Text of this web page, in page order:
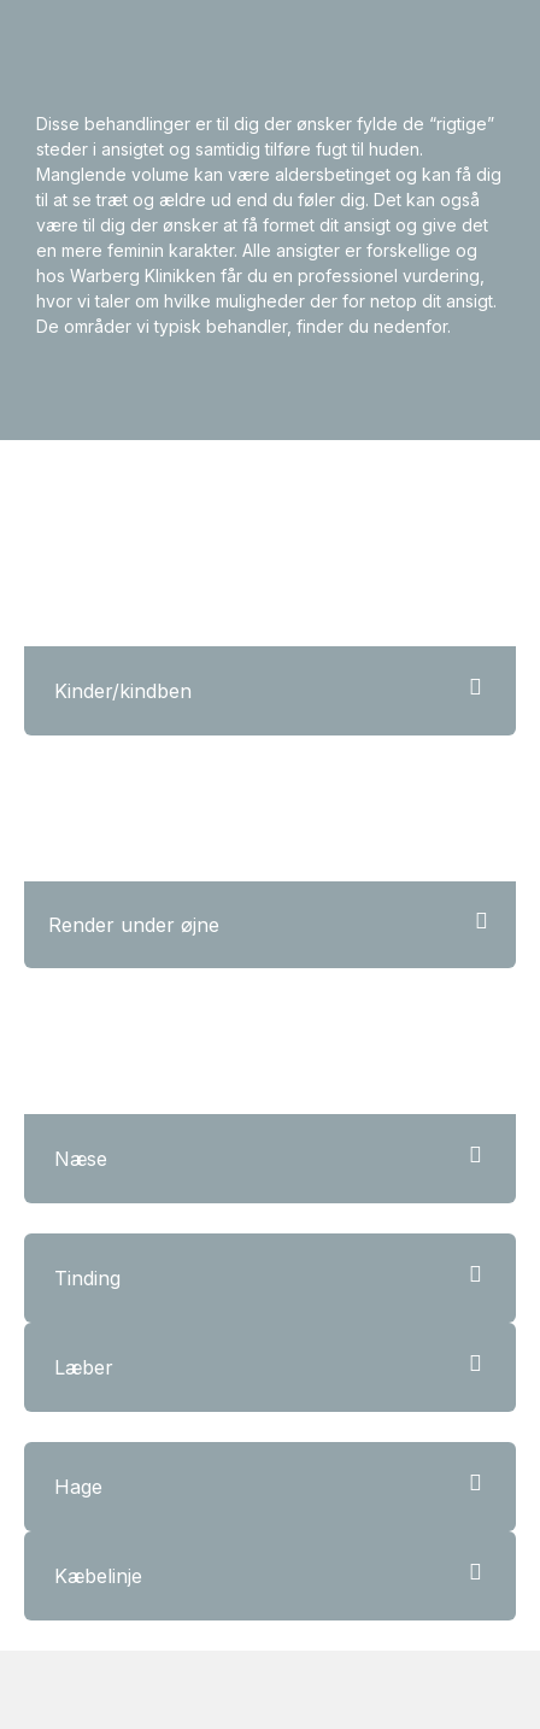
Disse behandlinger er til dig der ønsker fylde de “rigtige”
steder i ansigtet og samtidig tilføre fugt til huden.
Manglende volume kan være aldersbetinget og kan få dig
til at se træt og ældre ud end du føler dig. Det kan også
være til dig der ønsker at få formet dit ansigt og give det
en mere feminin karakter. Alle ansigter er forskellige og
hos Warberg Klinikken får du en professionel vurdering,
hvor vi taler om hvilke muligheder der for netop dit ansigt.
De områder vi typisk behandler, finder du nedenfor.
Kinder/kindben
Render under øjne
Næse
Tinding
Læber
Hage
Kæbelinje